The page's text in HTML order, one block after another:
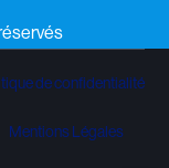
de confidentialité
Mentions Légales